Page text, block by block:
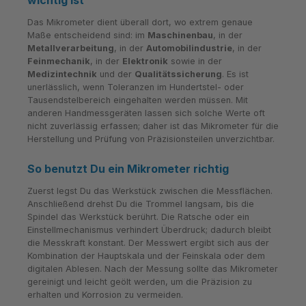
Das Mikrometer dient überall dort, wo extrem genaue
Maße entscheidend sind: im Maschinenbau, in der
Metallverarbeitung, in der Automobilindustrie, in der
Feinmechanik, in der Elektronik sowie in der
Medizintechnik und der Qualitätssicherung. Es ist
unerlässlich, wenn Toleranzen im Hundertstel- oder
Tausendstelbereich eingehalten werden müssen. Mit
anderen Handmessgeräten lassen sich solche Werte oft
nicht zuverlässig erfassen; daher ist das Mikrometer für die
Herstellung und Prüfung von Präzisionsteilen unverzichtbar.
So benutzt Du ein Mikrometer richtig
Zuerst legst Du das Werkstück zwischen die Messflächen.
Anschließend drehst Du die Trommel langsam, bis die
Spindel das Werkstück berührt. Die Ratsche oder ein
Einstellmechanismus verhindert Überdruck; dadurch bleibt
die Messkraft konstant. Der Messwert ergibt sich aus der
Kombination der Hauptskala und der Feinskala oder dem
digitalen Ablesen. Nach der Messung sollte das Mikrometer
gereinigt und leicht geölt werden, um die Präzision zu
erhalten und Korrosion zu vermeiden.